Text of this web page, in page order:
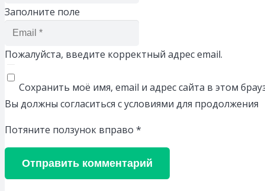
Заполните поле
Пожалуйста, введите корректный адрес email.
Сохранить моё имя, email и адрес сайта в этом
Вы должны согласиться с условиями для продолжения
Потяните ползунок вправо *
Отправить комментарий